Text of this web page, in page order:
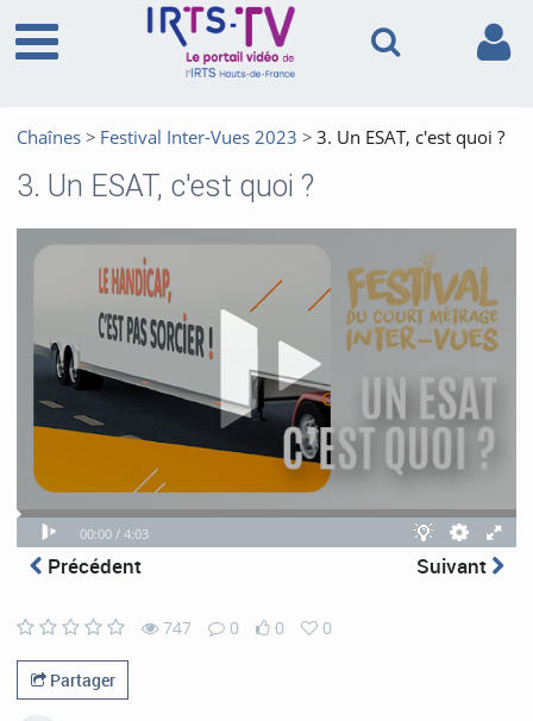
Chaînes Festival Inter-Vues 2023 3. Un ESAT, c'est quoi ?
3. Un ESAT, c'est quoi ?
Video
progress
Play
Play
playing
00:00 /
total
4:03
Theatre
mode
Theatre
mode
Fullscreen
Quality
selector
Précédent Suivant
747
views
0
comments
0
likes
0
favoritesPartager